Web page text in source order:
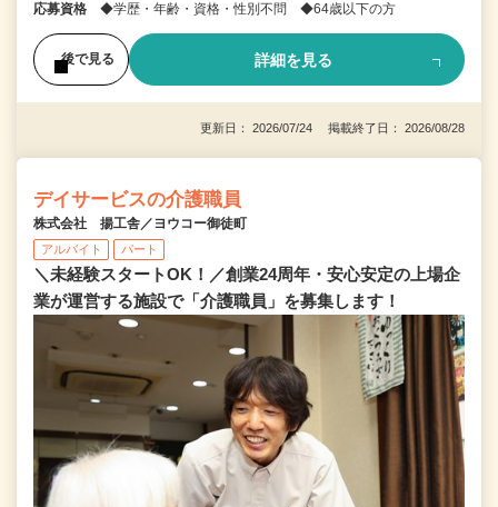
応募資格 ◆学歴・年齢・資格・性別不問 ◆64歳以下の方
後で見る 詳細を見る
更新日： 2026/07/24 掲載終了日： 2026/08/28
デイサービスの介護職員
株式会社 揚工舎／ヨウコー御徒町
アルバイト パート
＼未経験スタートOK！／創業24周年・安心安定の上場企
業が運営する施設で「介護職員」を募集します！